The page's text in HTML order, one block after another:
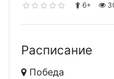
6+
Расписание
Победа